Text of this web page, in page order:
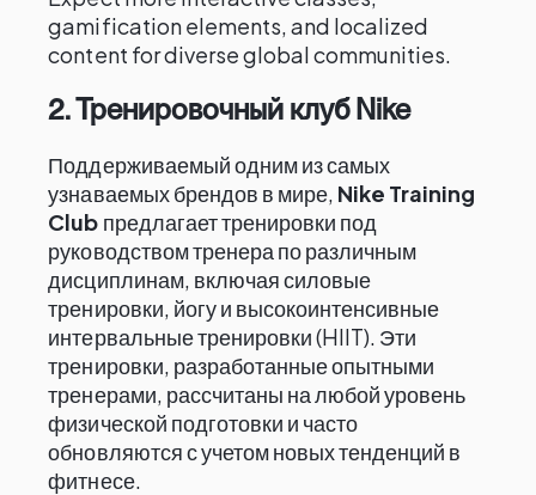
gamification elements, and localized
content for diverse global communities.
2. Тренировочный клуб Nike
Поддерживаемый одним из самых
узнаваемых брендов в мире, Nike Training
Club предлагает тренировки под
руководством тренера по различным
дисциплинам, включая силовые
тренировки, йогу и высокоинтенсивные
интервальные тренировки (HIIT). Эти
тренировки, разработанные опытными
тренерами, рассчитаны на любой уровень
физической подготовки и часто
обновляются с учетом новых тенденций в
фитнесе.